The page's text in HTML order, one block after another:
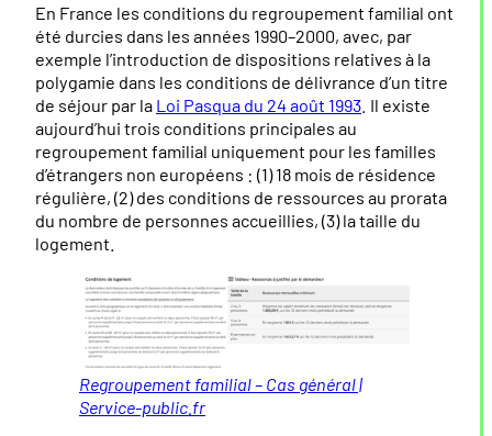
En France les conditions du regroupement familial ont
été durcies dans les années 1990–2000, avec, par
exemple l’introduction de dispositions relatives à la
polygamie dans les conditions de délivrance d’un titre
de séjour par la Loi Pasqua du 24 août 1993 . Il existe
aujourd’hui trois conditions principales au
regroupement familial uniquement pour les familles
d’étrangers non européens : (1) 18 mois de résidence
régulière, (2) des conditions de ressources au prorata
du nombre de personnes accueillies, (3) la taille du
logement.
Regroupement familial – Cas général |
Service-public.fr